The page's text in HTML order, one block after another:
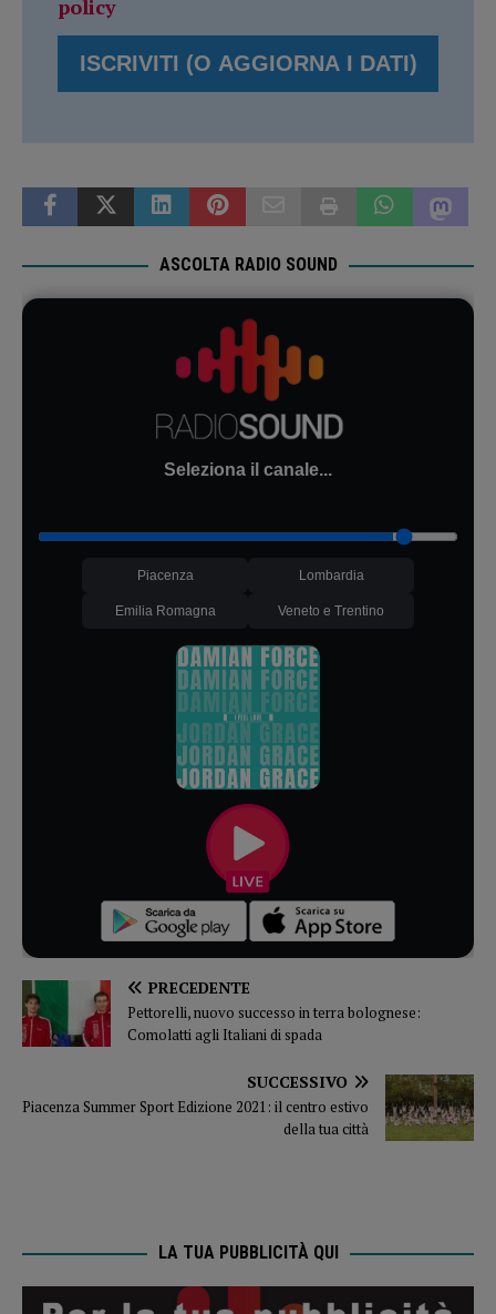
policy
ASCOLTA RADIO SOUND
Seleziona il canale...
Piacenza Lombardia
Emilia Romagna Veneto e Trentino
PRECEDENTE
Pettorelli, nuovo successo in terra bolognese:
Comolatti agli Italiani di spada
SUCCESSIVO
Piacenza Summer Sport Edizione 2021: il centro estivo
della tua città
LA TUA PUBBLICITÀ QUI